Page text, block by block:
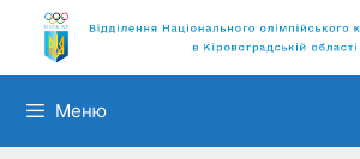
Перейти
вмісту
Меню